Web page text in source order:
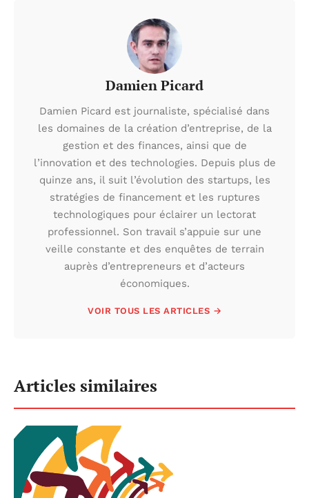
Damien Picard
Damien Picard est journaliste, spécialisé dans
les domaines de la création d’entreprise, de la
gestion et des finances, ainsi que de
l’innovation et des technologies. Depuis plus de
quinze ans, il suit l’évolution des startups, les
stratégies de financement et les ruptures
technologiques pour éclairer un lectorat
professionnel. Son travail s’appuie sur une
veille constante et des enquêtes de terrain
auprès d’entrepreneurs et d’acteurs
économiques.
VOIR TOUS LES ARTICLES →
Articles similaires